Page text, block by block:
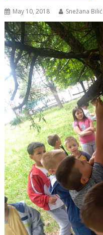
May 10, 2018 Snežana Bilić